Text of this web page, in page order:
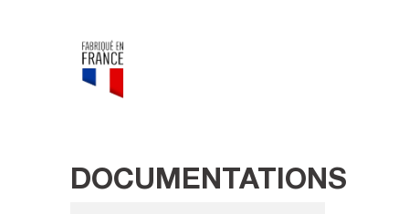
DOCUMENTATIONS